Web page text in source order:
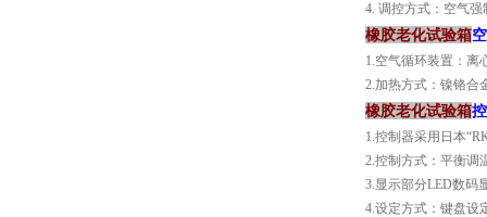
4. 调控方式：空气
橡胶老化试验箱
1.空气循环装置：离
2.加热方式：镍铬合
橡胶老化试验箱
1.控制器采用日本
2.控制方式：平衡调
3.显示部分LED数码
4.设定方式：键盘设